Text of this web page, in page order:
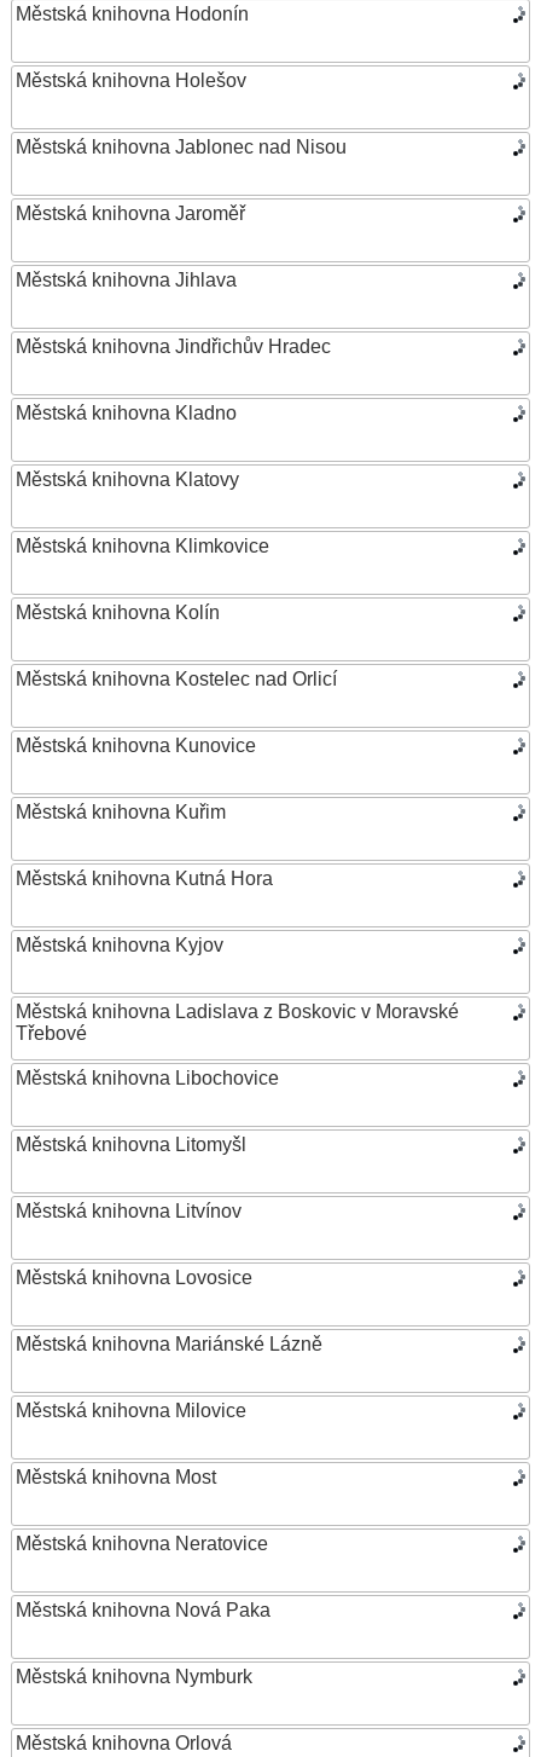
Městská knihovna Hodonín
Městská knihovna Holešov
Městská knihovna Jablonec nad Nisou
Městská knihovna Jaroměř
Městská knihovna Jihlava
Městská knihovna Jindřichův Hradec
Městská knihovna Kladno
Městská knihovna Klatovy
Městská knihovna Klimkovice
Městská knihovna Kolín
Městská knihovna Kostelec nad Orlicí
Městská knihovna Kunovice
Městská knihovna Kuřim
Městská knihovna Kutná Hora
Městská knihovna Kyjov
Městská knihovna Ladislava z Boskovic v Moravské
Třebové
Městská knihovna Libochovice
Městská knihovna Litomyšl
Městská knihovna Litvínov
Městská knihovna Lovosice
Městská knihovna Mariánské Lázně
Městská knihovna Milovice
Městská knihovna Most
Městská knihovna Neratovice
Městská knihovna Nová Paka
Městská knihovna Nymburk
Městská knihovna Orlová